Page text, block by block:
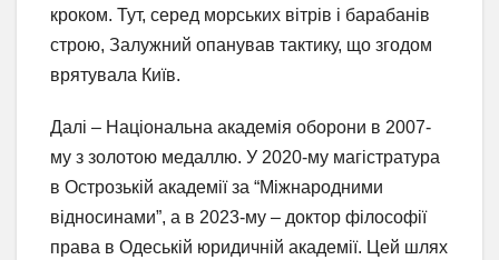
кроком. Тут, серед морських вітрів і барабанів
строю, Залужний опанував тактику, що згодом
врятувала Київ.
Далі – Національна академія оборони в 2007-
му з золотою медаллю. У 2020-му магістратура
в Острозькій академії за “Міжнародними
відносинами”, а в 2023-му – доктор філософії
права в Одеській юридичній академії. Цей шлях